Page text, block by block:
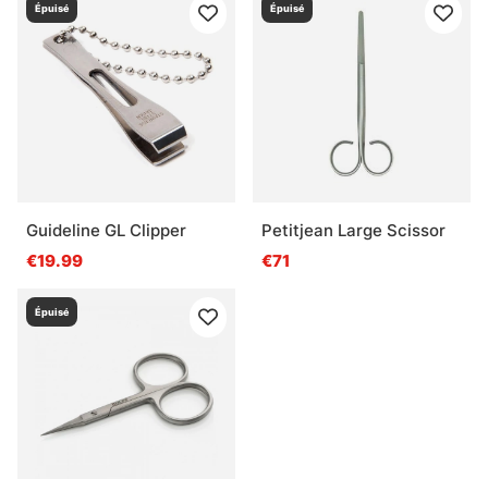
Épuisé
Guideline GL Clipper
€19.99
Épuisé
Petitjean Large Scissor
€71
Épuisé